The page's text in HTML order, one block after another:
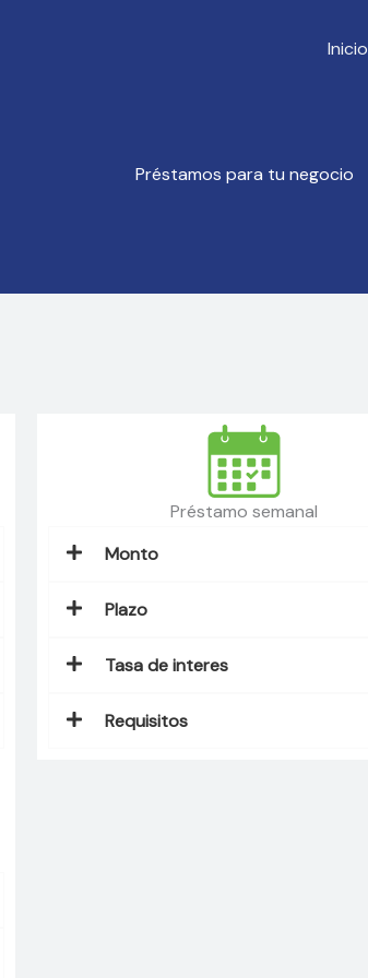
Inicio
Préstamos para tu negocio
Préstamo semanal
Monto
Plazo
Tasa de interes
Requisitos